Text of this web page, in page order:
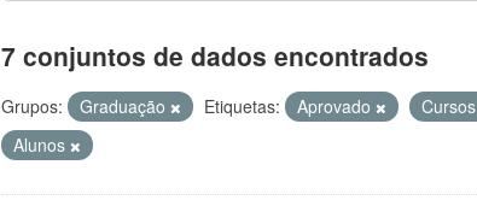
7 conjuntos de dados encontrados
Grupos: Graduação Etiquetas: Aprovado
Cursos
Alunos